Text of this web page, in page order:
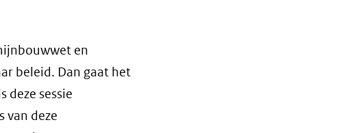
en
beleid. Dan gaat het
deze sessie
van deze